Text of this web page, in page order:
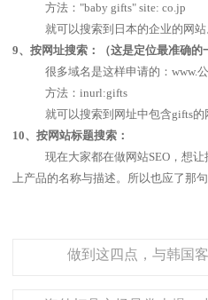
方法： "baby gifts" site: co.jp
就可以搜索到日本的企业的网站
9、按网址搜索：（这是定位最准确的
很多域名是这样申请的： www.
方法： inurl:gifts
就可以搜索到网址中包含gifts的
10、按网站标题搜索：
现在大家都在做网站SEO，想让
上产品的名称与描述。所以也应了那句
做到这四点，与韩国